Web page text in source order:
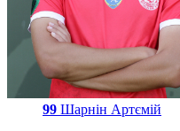
99 Шарнін Артємій